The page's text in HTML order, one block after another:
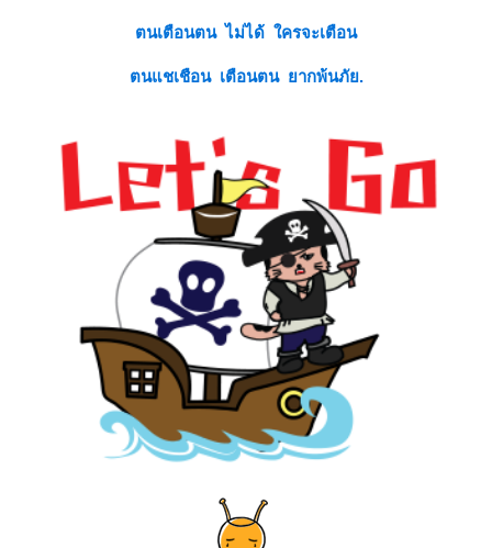
ตนเตือนตน ไม่ได้ ใครจะเตือน
ตนแชเชือน เตือนตน ยากพ้นภัย.